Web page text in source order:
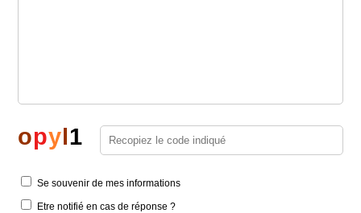
opyl1
Se souvenir de mes informations
Etre notifié en cas de réponse ?